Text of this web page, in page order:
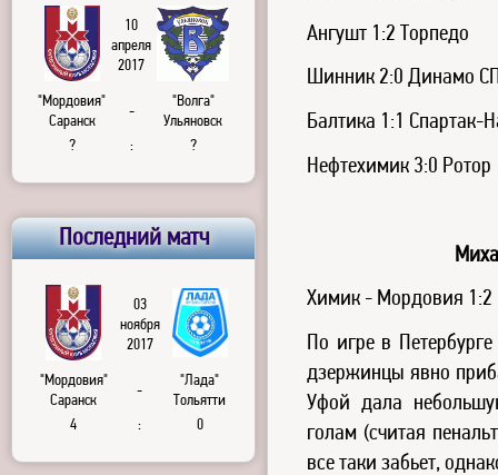
Ангушт 1:2 Торпедо
Шинник 2:0 Динамо
Балтика 1:1 Спартак-
Нефтехимик 3:0 Ротор
Химик - Мордовия 1:2
По игре в
дзержинцы явно
Уфой дала
голам (считая
все таки забьет,
10
апреля
2017
"Мордовия"
Саранск
-
"Волга"
Ульяновск
?
: ?
Последний матч
03
ноября
2017
"Мордовия"
Саранск
-
"Лада"
Тольятти
4
: 0